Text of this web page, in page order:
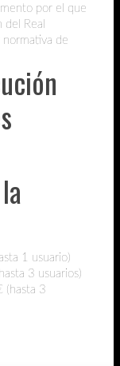
por el que
Real
de
1 usuario)
3 usuarios)
(hasta 3